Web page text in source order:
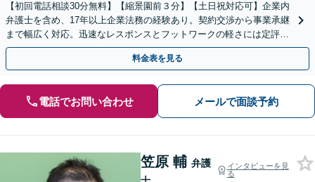
【初回電話相談30分無料】【縮景園前３分】【土日祝対応可】​企業内
弁護士を含め、17年以上企業法務の経験あり。契約交渉から事業承継
まで幅広く対応。迅速なレスポンスとフットワークの軽さには定評あ
り。実績を活かし、成長と健全な経営をサポート​
料金表を見る
電話でお問い合わせ メールで面談予約
笠原 輔 弁護
インタビューを見
る